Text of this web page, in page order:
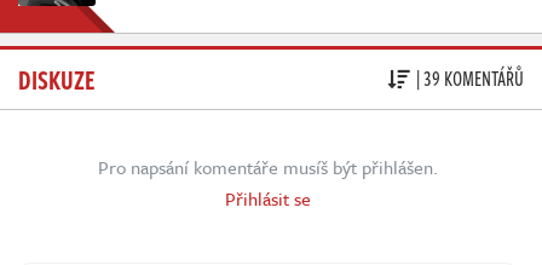
DISKUZE | 39 KOMENTÁŘŮ
Pro napsání komentáře musíš být přihlášen.
Přihlásit se